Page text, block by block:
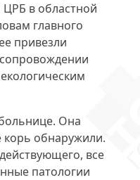
в областной
главного
привезли
Она
корь обнаружили.
все
патологии